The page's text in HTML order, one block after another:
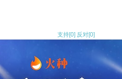
支持[0] 反对[0]